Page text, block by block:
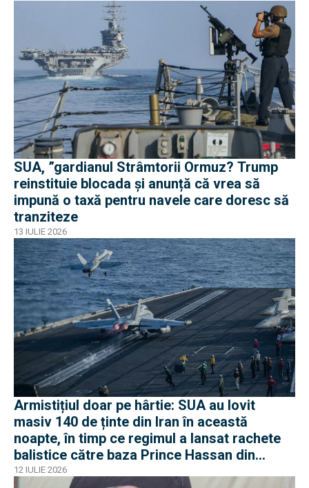
SUA, ”gardianul Strâmtorii Ormuz? Trump
reinstituie blocada și anunță că vrea să
impună o taxă pentru navele care doresc să
tranziteze
13 IULIE 2026
Armistițiul doar pe hârtie: SUA au lovit
masiv 140 de ținte din Iran în această
noapte, în timp ce regimul a lansat rachete
balistice către baza Prince Hassan din
Iordania
12 IULIE 2026